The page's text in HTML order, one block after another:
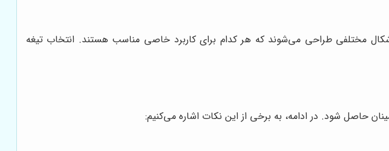
مختلفی طراحی می‌شوند که هر کدام برای کاربرد خاصی مناسب هستند. انتخاب تیغه
حاصل شود. در ادامه، به برخی از این نکات اشاره می‌کنیم: